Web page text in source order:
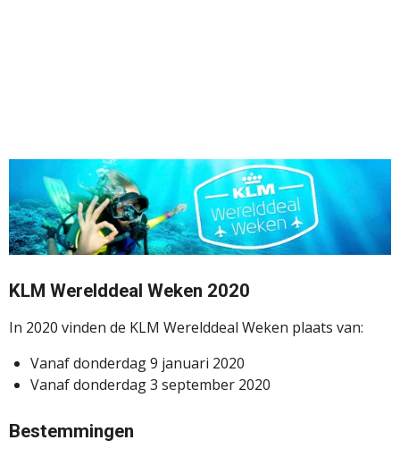
KLM Werelddeal Weken 2020
In 2020 vinden de KLM Werelddeal Weken plaats van:
Vanaf donderdag 9 januari 2020
Vanaf donderdag 3 september 2020
Bestemmingen